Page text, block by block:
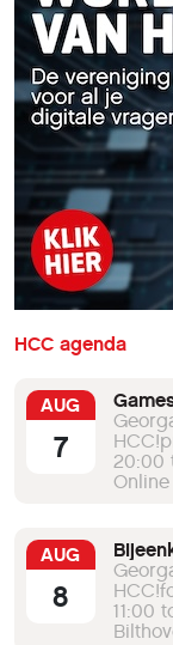
HCC agenda
AUG
7
20:00
Online
AUG
8
11:00